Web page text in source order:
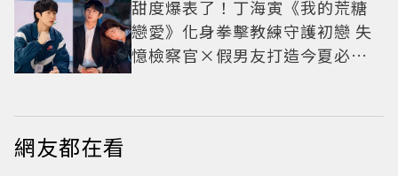
甜度爆表了！丁海寅《我的荒糖
戀愛》化身拳擊教練守護初戀 失
憶檢察官×假男友打造今夏必看
網友都在看